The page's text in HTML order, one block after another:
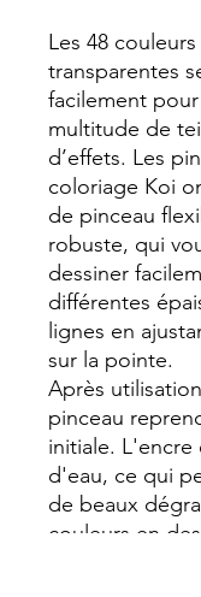
Les 48
transparentes
facilement
multitude de
d’effets. Les
coloriage Koi
de pinceau
robuste, qui
dessiner
différentes
lignes en
sur la pointe.
Après
pinceau
initiale. L'encre
d'eau, ce qui
de beaux
couleurs en